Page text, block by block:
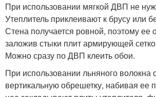
При использовании мягкой ДВП не
Утеплитель приклеивают к брусу или
Стена получается ровной, поэтому ее
заложив стыки плит армирующей
Можно сразу по ДВП клеить обои.
При использовании льняного волокна
вертикальную обрешетку, набивая ее